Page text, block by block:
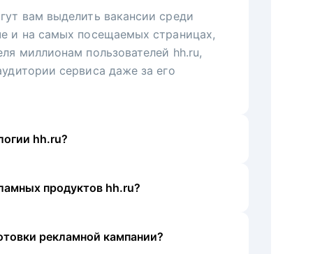
вам выделить вакансии среди
и на самых посещаемых страницах,
миллионам пользователей hh.ru,
сервиса даже за его
hh.ru?
продуктов hh.ru?
рекламной кампании?